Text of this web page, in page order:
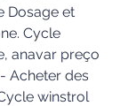
Dosage et
Cycle
anavar preço
Acheter des
winstrol